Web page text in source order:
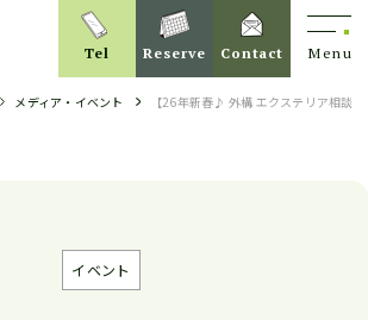
Menu
Tel Reserve Contact
メディア・イベント
【26年新春♪ 外構 エクステリア相談
イベント